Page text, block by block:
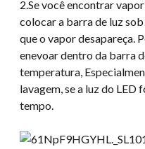
2.Se você encontrar
colocar a barra de luz
que o vapor desapareça.
enevoar dentro da barra
temperatura,
lavagem, se a luz do
tempo.